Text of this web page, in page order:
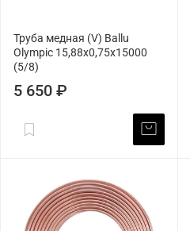
Труба медная (V) Ballu
Olympic 15,88х0,75х15000
(5/8)
5 650 ₽